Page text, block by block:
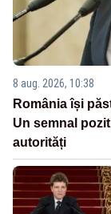
8 aug. 2026, 10:38
România își
Un semnal
autorități